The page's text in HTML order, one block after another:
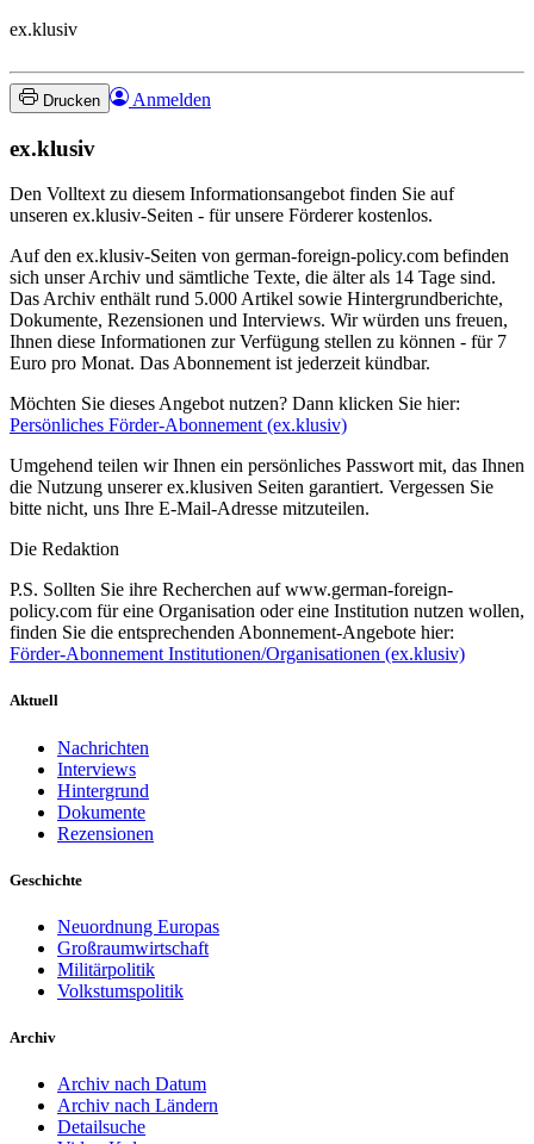
ex.klusiv
Drucken Anmelden
ex.klusiv
Den Volltext zu diesem Informationsangebot finden Sie auf
unseren ex.klusiv-Seiten - für unsere Förderer kostenlos.
Auf den ex.klusiv-Seiten von german-foreign-policy.com befinden
sich unser Archiv und sämtliche Texte, die älter als 14 Tage sind.
Das Archiv enthält rund 5.000 Artikel sowie Hintergrundberichte,
Dokumente, Rezensionen und Interviews. Wir würden uns freuen,
Ihnen diese Informationen zur Verfügung stellen zu können - für 7
Euro pro Monat. Das Abonnement ist jederzeit kündbar.
Möchten Sie dieses Angebot nutzen? Dann klicken Sie hier:
Persönliches Förder-Abonnement (ex.klusiv)
Umgehend teilen wir Ihnen ein persönliches Passwort mit, das Ihnen
die Nutzung unserer ex.klusiven Seiten garantiert. Vergessen Sie
bitte nicht, uns Ihre E-Mail-Adresse mitzuteilen.
Die Redaktion
P.S. Sollten Sie ihre Recherchen auf www.german-foreign-
policy.com für eine Organisation oder eine Institution nutzen wollen,
finden Sie die entsprechenden Abonnement-Angebote hier:
Förder-Abonnement Institutionen/Organisationen (ex.klusiv)
Aktuell
Nachrichten
Interviews
Hintergrund
Dokumente
Rezensionen
Geschichte
Neuordnung Europas
Großraumwirtschaft
Militärpolitik
Volkstumspolitik
Archiv
Archiv nach Datum
Archiv nach Ländern
Detailsuche